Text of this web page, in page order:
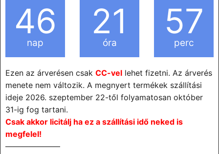
46
nap
21
óra
57
perc
Ezen az árverésen csak CC-vel lehet fizetni. Az árverés
menete nem változik. A megnyert termékek szállítási
ideje 2026. szeptember 22-től folyamatosan október
31-ig fog tartani.
Csak akkor licitálj ha ez a szállítási idő neked is
megfelel!
———————